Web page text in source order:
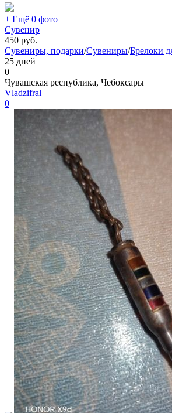
+ Ещё 0 фото
Сувенир
450 руб.
Сувениры, подарки/Сувениры/Брелоки
25 дней
0
Чувашская республика, Чебоксары
Vladzifral
0